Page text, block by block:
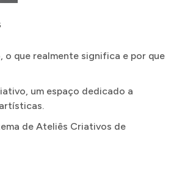
o que realmente significa e por que
um espaço dedicado a
de Ateliês Criativos de